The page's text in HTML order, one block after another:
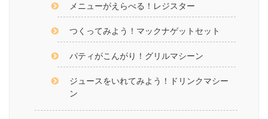
メニューがえらべる！レジスター
つくってみよう！マックナゲットセット
パティがこんがり！グリルマシーン
ジュースをいれてみよう！ドリンクマシー
ン